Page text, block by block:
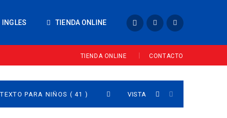
INGLES TIENDA ONLINE
TIENDA ONLINE CONTACTO
VISTA